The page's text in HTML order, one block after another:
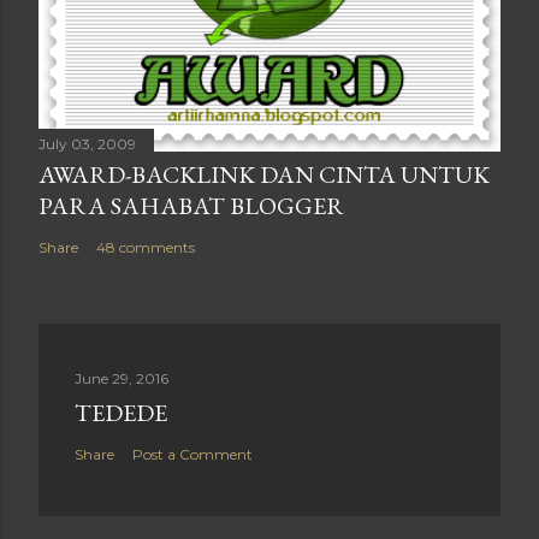
July 03, 2009
AWARD-BACKLINK DAN CINTA UNTUK
PARA SAHABAT BLOGGER
Share 48 comments
June 29, 2016
TEDEDE
Share Post a Comment